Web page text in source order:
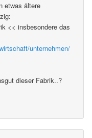
etwas ältere
<< insbesondere das
unternehmen/
dieser Fabrik..?